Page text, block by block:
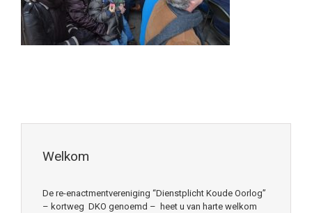
Welkom
De re-enactmentvereniging “Dienstplicht Koude Oorlog”
– kortweg DKO genoemd – heet u van harte welkom